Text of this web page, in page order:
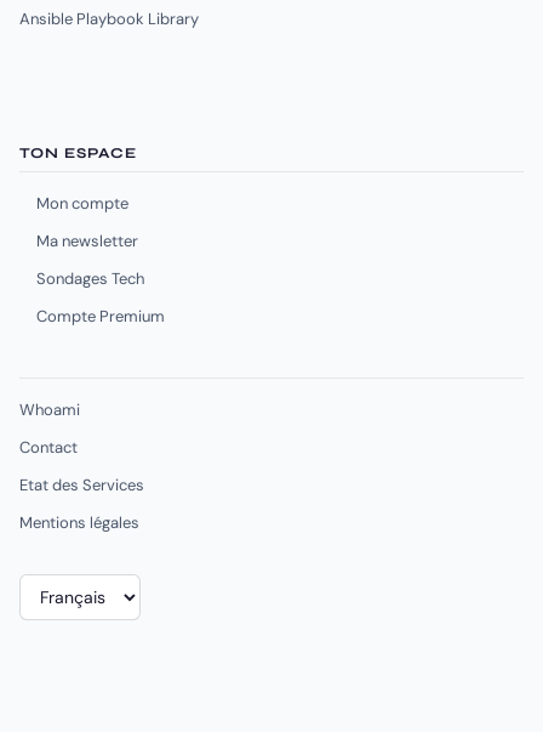
Ansible Playbook Library
TON ESPACE
Mon compte
Ma newsletter
Sondages Tech
Compte Premium
Whoami
Contact
Etat des Services
Mentions légales
Choisir
une